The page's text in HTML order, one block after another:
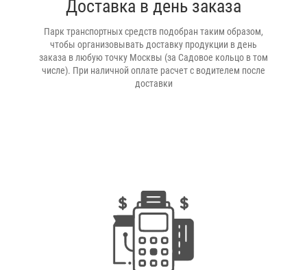
Доставка в день заказа
Парк транспортных средств подобран таким образом,
чтобы организовывать доставку продукции в день
заказа в любую точку Москвы (за Садовое кольцо в том
числе). При наличной оплате расчет с водителем после
доставки